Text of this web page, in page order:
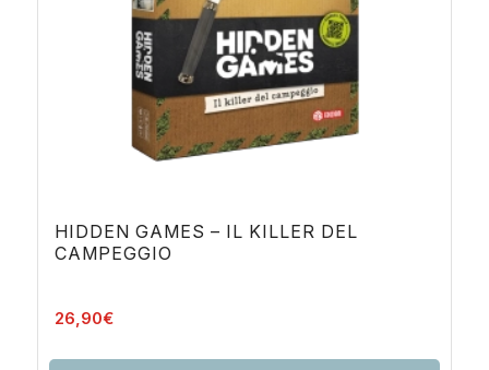
HIDDEN GAMES – IL KILLER DEL
CAMPEGGIO
26,90€